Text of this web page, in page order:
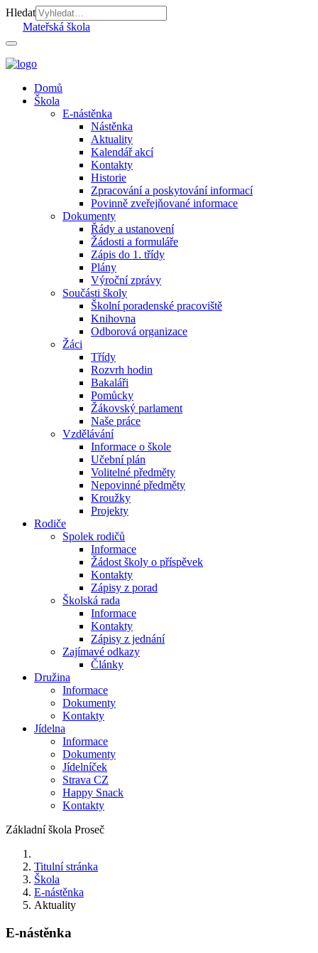
Hledat
Mateřská škola
Domů
Škola
E-nástěnka
Nástěnka
Aktuality
Kalendář akcí
Kontakty
Historie
Zpracování a poskytování informací
Povinně zveřejňované informace
Dokumenty
Řády a ustanovení
Žádosti a formuláře
Zápis do 1. třídy
Plány
Výroční zprávy
Součásti školy
Školní poradenské pracoviště
Knihovna
Odborová organizace
Žáci
Třídy
Rozvrh hodin
Bakaláři
Pomůcky
Žákovský parlament
Naše práce
Vzdělávání
Informace o škole
Učební plán
Volitelné předměty
Nepovinné předměty
Kroužky
Projekty
Rodiče
Spolek rodičů
Informace
Žádost školy o příspěvek
Kontakty
Zápisy z porad
Školská rada
Informace
Kontakty
Zápisy z jednání
Zajímavé odkazy
Články
Družina
Informace
Dokumenty
Kontakty
Jídelna
Informace
Dokumenty
Jídelníček
Strava CZ
Happy Snack
Kontakty
Základní škola Proseč
Titulní stránka
Škola
E-nástěnka
Aktuality
E-nástěnka